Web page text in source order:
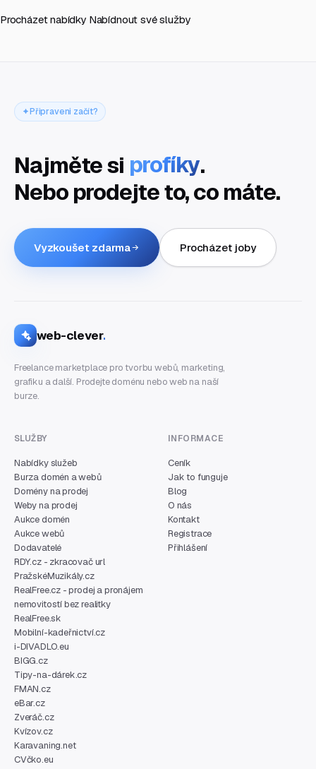
Procházet nabídky Nabídnout své služby
Připraveni začít?
Najměte si profíky.
Nebo prodejte to, co máte.
Vyzkoušet zdarma Procházet joby
web-clever.
Freelance marketplace pro tvorbu webů, marketing,
grafiku a další. Prodejte doménu nebo web na naší
burze.
SLUŽBY
Nabídky služeb
Burza domén a webů
Domény na prodej
Weby na prodej
Aukce domén
Aukce webů
Dodavatelé
RDY.cz - zkracovač url
PražskéMuzikály.cz
RealFree.cz - prodej a pronájem
nemovitostí bez realitky
RealFree.sk
Mobilní-kadeřnictví.cz
i-DIVADLO.eu
BIGG.cz
Tipy-na-dárek.cz
FMAN.cz
eBar.cz
Zveráč.cz
Kvízov.cz
Karavaning.net
CVčko.eu
INFORMACE
Ceník
Jak to funguje
Blog
O nás
Kontakt
Registrace
Přihlášení